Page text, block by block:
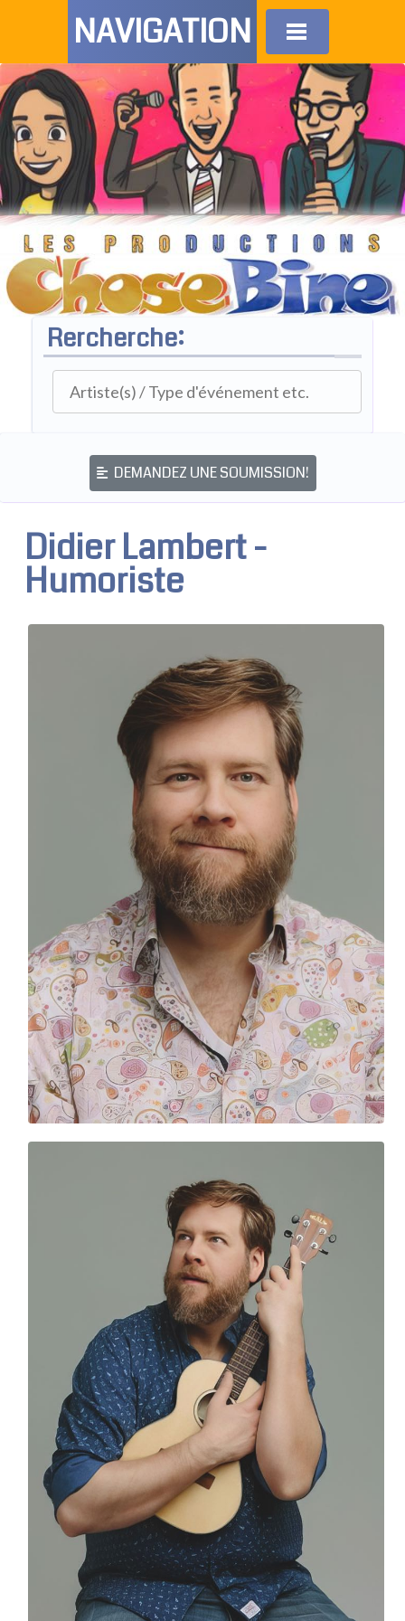
NAVIGATION
Rercherche:
DEMANDEZ UNE SOUMISSION!
Didier Lambert -
Humoriste